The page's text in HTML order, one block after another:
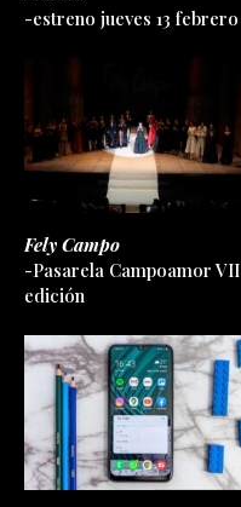
-estreno jueves 13 febrero
Fely Campo
-Pasarela Campoamor VII
edición